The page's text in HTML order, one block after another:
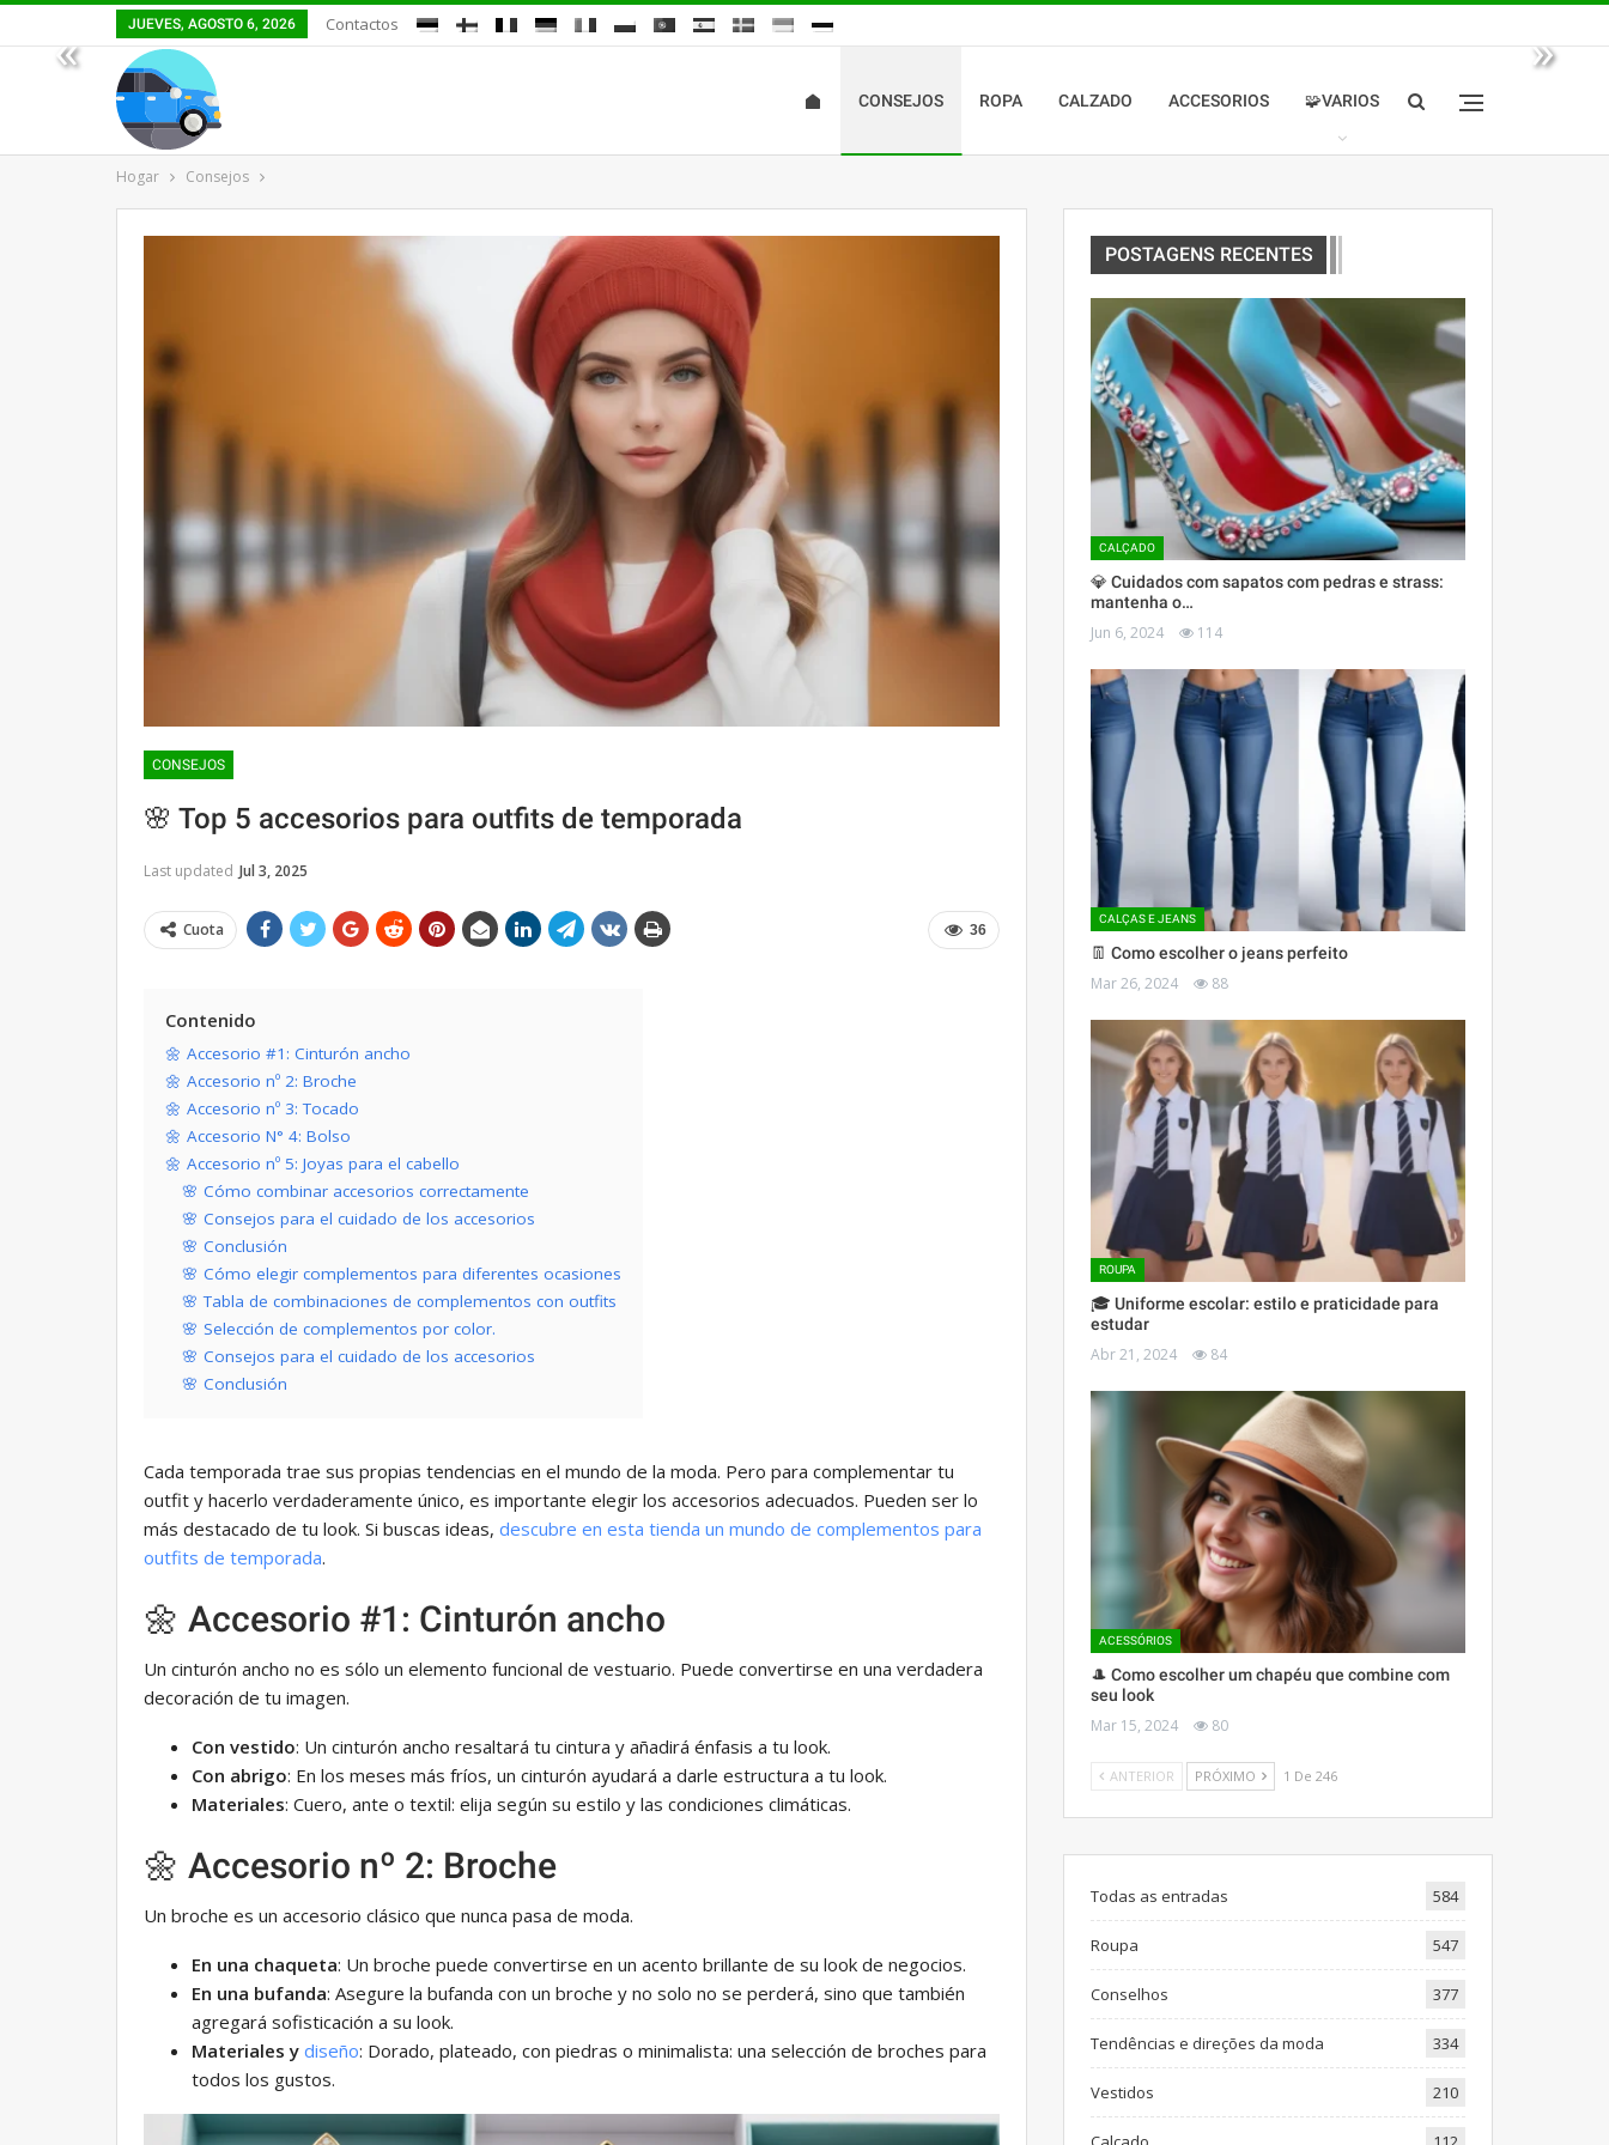
« »
JUEVES, AGOSTO 6, 2026 Contactos
CONSEJOS ROPA CALZADO ACCESORIOS 🧩VARIOS
Hogar Consejos
CONSEJOS
🌸 Top 5 accesorios para outfits de temporada
Last updated Jul 3, 2025
36
Cuota
Contenido
🌼 Accesorio #1: Cinturón ancho
🌼 Accesorio nº 2: Broche
🌼 Accesorio nº 3: Tocado
🌼 Accesorio N° 4: Bolso
🌼 Accesorio nº 5: Joyas para el cabello
🌸 Cómo combinar accesorios correctamente
🌸 Consejos para el cuidado de los accesorios
🌸 Conclusión
🌸 Cómo elegir complementos para diferentes ocasiones
🌸 Tabla de combinaciones de complementos con outfits
🌸 Selección de complementos por color.
🌸 Consejos para el cuidado de los accesorios
🌸 Conclusión
Cada temporada trae sus propias tendencias en el mundo de la moda. Pero para complementar tu
outfit y hacerlo verdaderamente único, es importante elegir los accesorios adecuados. Pueden ser lo
más destacado de tu look. Si buscas ideas, descubre en esta tienda un mundo de complementos para
outfits de temporada.
🌼 Accesorio #1: Cinturón ancho
Un cinturón ancho no es sólo un elemento funcional de vestuario. Puede convertirse en una verdadera
decoración de tu imagen.
Con vestido: Un cinturón ancho resaltará tu cintura y añadirá énfasis a tu look.
Con abrigo: En los meses más fríos, un cinturón ayudará a darle estructura a tu look.
Materiales: Cuero, ante o textil: elija según su estilo y las condiciones climáticas.
🌼 Accesorio nº 2: Broche
Un broche es un accesorio clásico que nunca pasa de moda.
En una chaqueta: Un broche puede convertirse en un acento brillante de su look de negocios.
En una bufanda: Asegure la bufanda con un broche y no solo no se perderá, sino que también
agregará sofisticación a su look.
Materiales y diseño: Dorado, plateado, con piedras o minimalista: una selección de broches para
todos los gustos.
POSTAGENS RECENTES
CALÇADO
💎 Cuidados com sapatos com pedras e strass:
mantenha o…
Jun 6, 2024 114
CALÇAS E JEANS
👖 Como escolher o jeans perfeito
Mar 26, 2024 88
ROUPA
🎓 Uniforme escolar: estilo e praticidade para
estudar
Abr 21, 2024 84
ACESSÓRIOS
🎩 Como escolher um chapéu que combine com
seu look
Mar 15, 2024 80
ANTERIOR PRÓXIMO 1 De 246
Todas as entradas 584
Roupa 547
Conselhos 377
Tendências e direções da moda 334
Vestidos 210